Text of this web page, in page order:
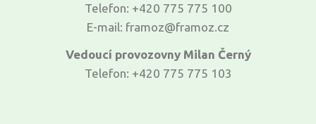
Telefon: +420 775 775 100
E-mail: framoz@framoz.cz
Vedoucí provozovny Milan Černý
Telefon: +420 775 775 103